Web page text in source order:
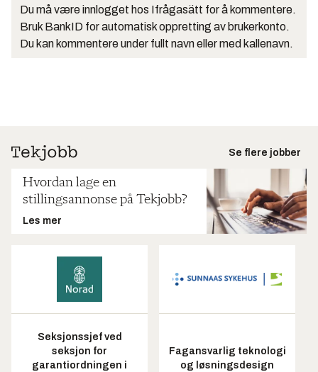
Du må være innlogget hos Ifrågasätt for å kommentere.
Bruk BankID for automatisk oppretting av brukerkonto.
Du kan kommentere under fullt navn eller med kallenavn.
Se flere jobber
Hvordan lage en
stillingsannonse på Tekjobb?
Les mer
Seksjonssjef ved
seksjon for
garantiordningen i
Fagansvarlig teknologi
og løsningsdesign